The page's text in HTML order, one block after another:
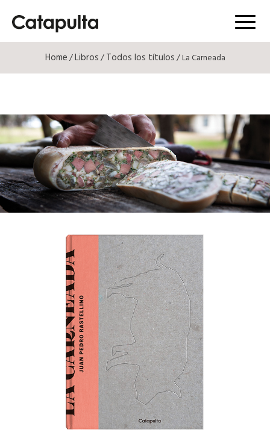
Menú
Home/Libros/Todos los títulos/ La Carneada